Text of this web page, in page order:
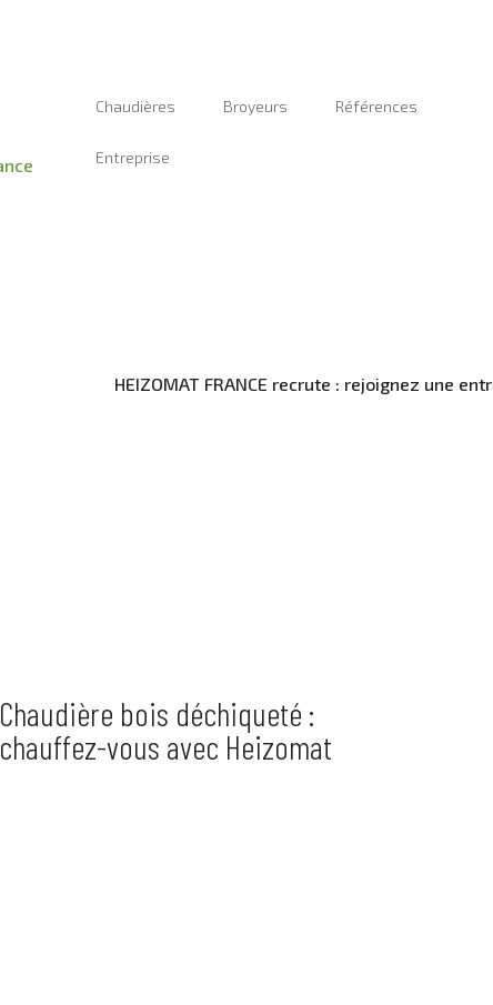
Chaudières Broyeurs Références
Entreprise
HEIZOMAT FRANCE recrute : rejoignez une
Chaudière bois déchiqueté :
chauffez-vous avec Heizomat